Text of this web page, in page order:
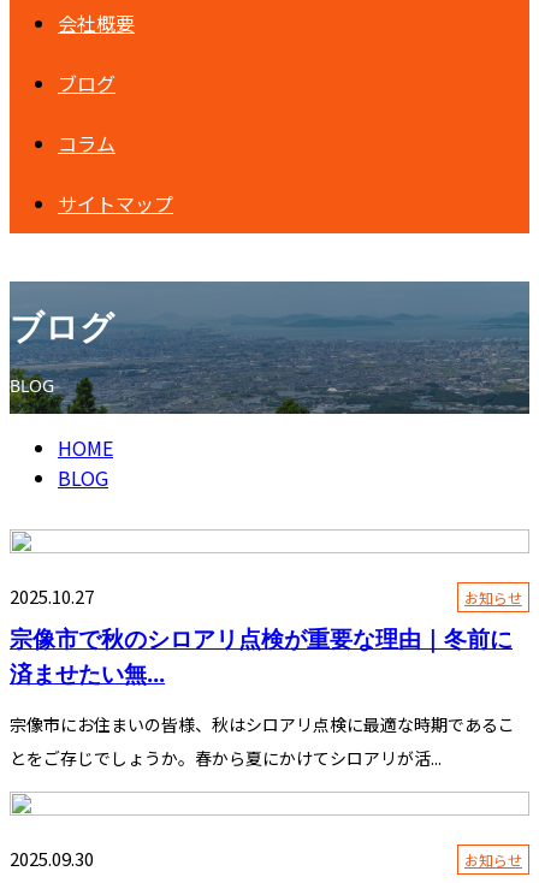
会社概要
ブログ
コラム
サイトマップ
ブログ
BLOG
HOME
BLOG
2025.10.27 お知らせ
宗像市で秋のシロアリ点検が重要な理由｜冬前に
済ませたい無...
宗像市にお住まいの皆様、秋はシロアリ点検に最適な時期であるこ
とをご存じでしょうか。春から夏にかけてシロアリが活...
2025.09.30 お知らせ